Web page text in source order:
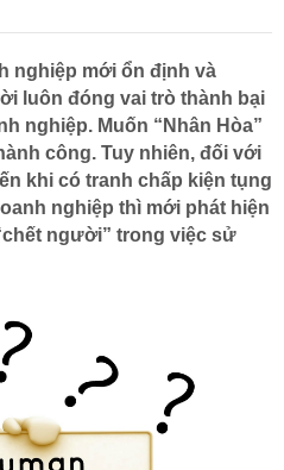
nghiệp mới ổn định và
luôn đóng vai trò thành bại
nghiệp. Muốn “Nhân Hòa”
công. Tuy nhiên, đối với
khi có tranh chấp kiện tụng
nghiệp thì mới phát hiện
người” trong việc sử